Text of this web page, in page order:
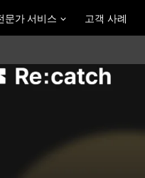
문가 서비스 고객 사례